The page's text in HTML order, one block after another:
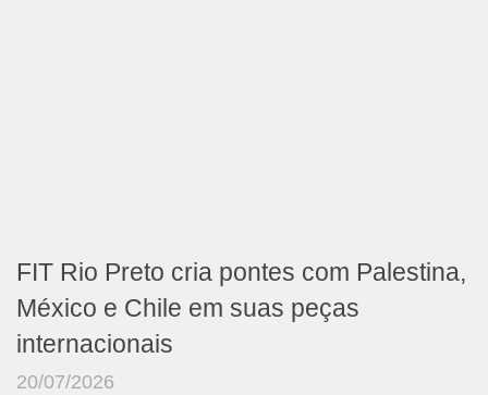
FIT Rio Preto cria pontes com Palestina,
México e Chile em suas peças
internacionais
20/07/2026